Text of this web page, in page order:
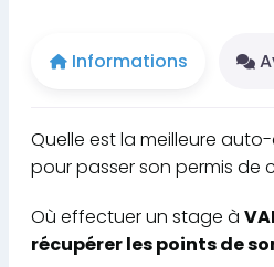
Informations
Quelle est la meilleure
pour passer son permis de
Où effectuer un stage à
récupérer les points de